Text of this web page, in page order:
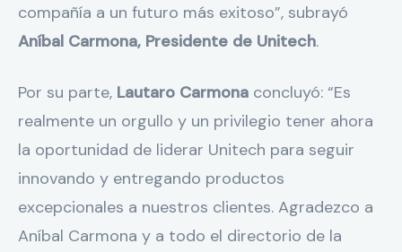
compañía a un futuro más exitoso”, subrayó
Aníbal Carmona, Presidente de Unitech.
Por su parte, Lautaro Carmona concluyó: “Es
realmente un orgullo y un privilegio tener ahora
la oportunidad de liderar Unitech para seguir
innovando y entregando productos
excepcionales a nuestros clientes. Agradezco a
Aníbal Carmona y a todo el directorio de la